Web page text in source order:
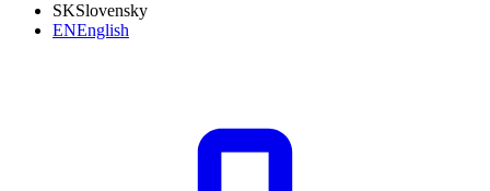
SKSlovensky
ENEnglish